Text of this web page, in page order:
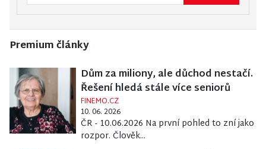
Premium články
Dům za miliony, ale důchod nestačí.
Řešení hledá stále více seniorů
FINEMO.CZ
10. 06. 2026
ČR - 10.06.2026 Na první pohled to zní jako
rozpor. Člověk...